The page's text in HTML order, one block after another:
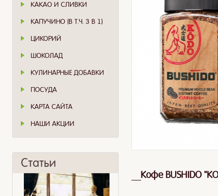
КАКАО И СЛИВКИ
КАПУЧИНО (В Т.Ч. 3 В 1)
ЦИКОРИЙ
ШОКОЛАД
КУЛИНАРНЫЕ ДОБАВКИ
ПОСУДА
КАРТА САЙТА
НАШИ АКЦИИ
Статьи
Кофе BUSHIDO